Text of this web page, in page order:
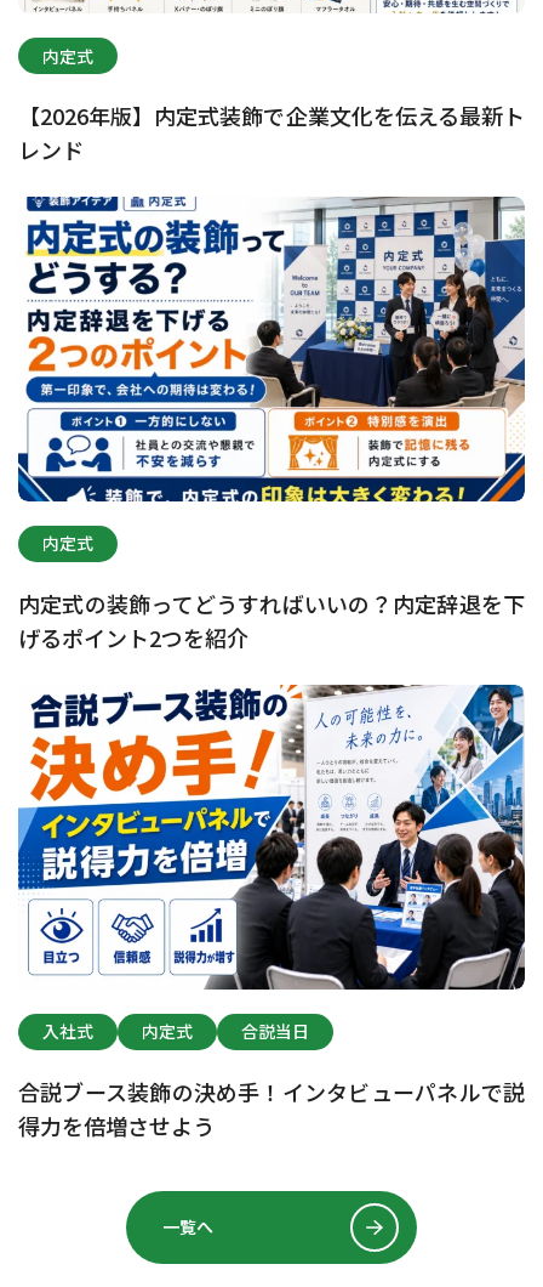
内定式
【2026年版】内定式装飾で企業文化を伝える最新ト
レンド
内定式
内定式の装飾ってどうすればいいの？内定辞退を下
げるポイント2つを紹介
入社式 内定式 合説当日
合説ブース装飾の決め手！インタビューパネルで説
得力を倍増させよう
一覧へ